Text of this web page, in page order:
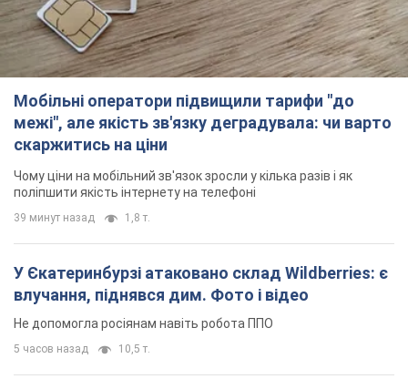
Мобільні оператори підвищили тарифи "до
межі", але якість зв'язку деградувала: чи варто
скаржитись на ціни
Чому ціни на мобільний зв'язок зросли у кілька разів і як
поліпшити якість інтернету на телефоні
39 минут назад 1,8 т.
У Єкатеринбурзі атаковано склад Wildberries: є
влучання, піднявся дим. Фото і відео
Не допомогла росіянам навіть робота ППО
5 часов назад 10,5 т.